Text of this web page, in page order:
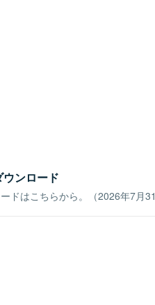
ンロード
ドはこちらから。（2026年7月31